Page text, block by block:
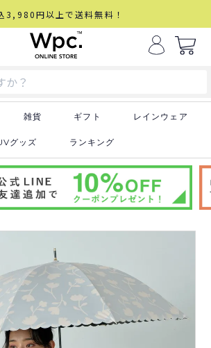
3,980円以上で送料無料！
雑貨 ギフト レインウェア
グッズ ランキング